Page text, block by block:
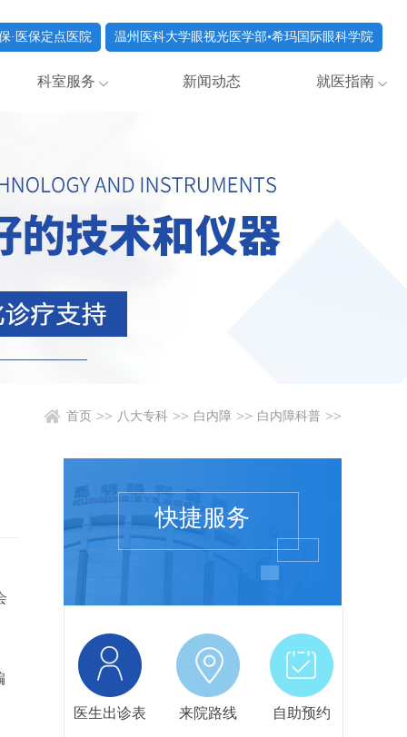
·医保定点医院 温州医科大学眼视光医学部•希玛国际眼科学院
科室服务 新闻动态 就医指南
首页 >> 八大专科 >> 白内障 >> 白内障科普 >>
快捷服务
医生出诊表 来院路线 自助预约